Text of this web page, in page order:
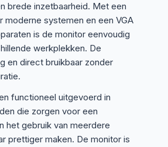
brede inzetbaarheid. Met een
moderne systemen en een VGA
is de monitor eenvoudig
werkplekken. De
en direct bruikbaar zonder
functioneel uitgevoerd in
die zorgen voor een
het gebruik van meerdere
prettiger maken. De monitor is